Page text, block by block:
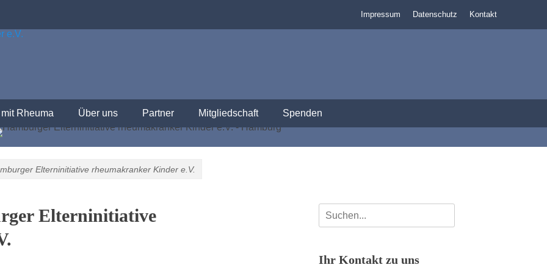
Impressum Datenschutz Kontakt
Kinder e.V.
Kinder und Jugendlicher in Hamburg und Umgebung
Rheuma Über uns Partner Mitgliedschaft Spenden
Elterninitiative rheumakranker Kinder e.V.
Elterninitiative
Suchen
nach:
Ihr Kontakt zu uns